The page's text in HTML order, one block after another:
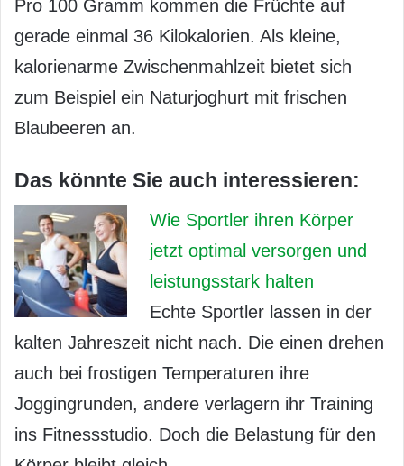
Pro 100 Gramm kommen die Früchte auf
gerade einmal 36 Kilokalorien. Als kleine,
kalorienarme Zwischenmahlzeit bietet sich
zum Beispiel ein Naturjoghurt mit frischen
Blaubeeren an.
Das könnte Sie auch interessieren:
Wie Sportler ihren Körper
jetzt optimal versorgen und
leistungsstark halten
Echte Sportler lassen in der
kalten Jahreszeit nicht nach. Die einen drehen
auch bei frostigen Temperaturen ihre
Joggingrunden, andere verlagern ihr Training
ins Fitnessstudio. Doch die Belastung für den